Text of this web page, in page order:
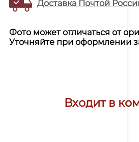
Доставка Почтой
Фото может отличаться от
Уточняйте при оформлении
Входит в